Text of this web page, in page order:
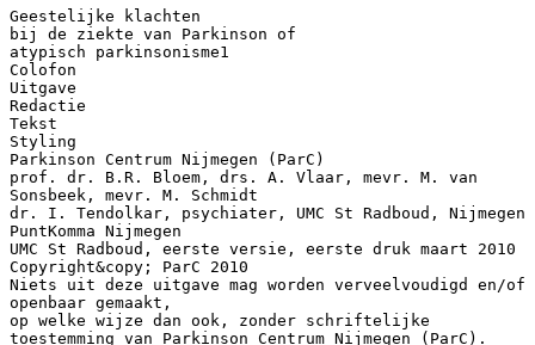
Geestelijke klachten
bij de ziekte van Parkinson of
atypisch parkinsonisme1
Colofon
Uitgave
Redactie
Tekst
Styling
Parkinson Centrum Nijmegen (ParC)
prof. dr. B.R. Bloem, drs. A. Vlaar, mevr. M. van
Sonsbeek, mevr. M. Schmidt
dr. I. Tendolkar, psychiater, UMC St Radboud, Nijmegen
PuntKomma Nijmegen
UMC St Radboud, eerste versie, eerste druk maart 2010
Copyright&copy; ParC 2010
Niets uit deze uitgave mag worden verveelvoudigd en/of
openbaar gemaakt,
op welke wijze dan ook, zonder schriftelijke